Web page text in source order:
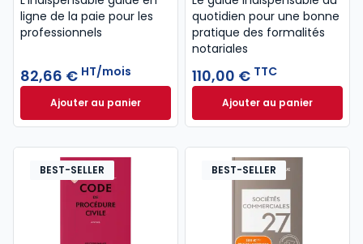
ligne de la paie pour les
professionnels
82,66 € HT/mois
Ajouter au panierGuide Paie à 82,66 € HT/mois
quotidien pour une bonne
pratique des formalités
notariales
110,00 € TTC
Ajouter au panier
Guide du
BEST-SELLER BEST-SELLER